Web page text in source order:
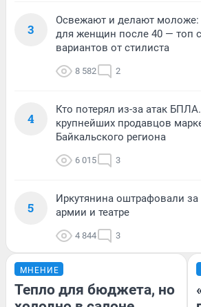
3
Освежают и делают моложе:
для женщин после 40 — топ
вариантов от стилиста
8 582 2
4
Кто потерял из-за атак
крупнейших продавцов
Байкальского региона
6 015 3
5
Иркутянина оштрафовали
армии и театре
4 844 3
МНЕНИЕ
Тепло для бюджета, но